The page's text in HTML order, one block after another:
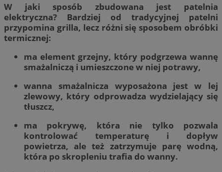
W jaki sposób zbudowana jest patelnia
elektryczna? Bardziej od tradycyjnej patelni
przypomina grilla, lecz różni się sposobem obróbki
termicznej:
ma element grzejny, który podgrzewa wannę
smażalniczą i umieszczone w niej potrawy,
wanna smażalnicza wyposażona jest w lej
zlewowy, który odprowadza wydzielający się
tłuszcz,
ma pokrywę, która nie tylko pozwala
kontrolować temperaturę i dopływ
powietrza, ale też zatrzymuje parę wodną,
która po skropleniu trafia do wanny.